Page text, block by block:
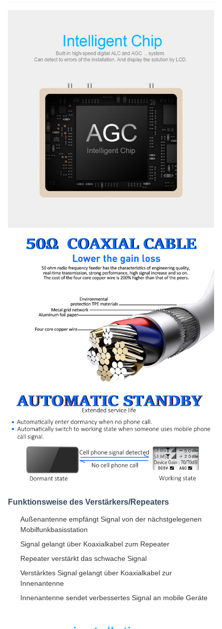
Funktionsweise des Verstärkers/Repeaters
Außenantenne empfängt Signal von der nächstgelegenen
Mobilfunkbasisstation
Signal gelangt über Koaxialkabel zum Repeater
Repeater verstärkt das schwache Signal
Verstärktes Signal gelangt über Koaxialkabel zur
Innenantenne
Innenantenne sendet verbessertes Signal an mobile Geräte